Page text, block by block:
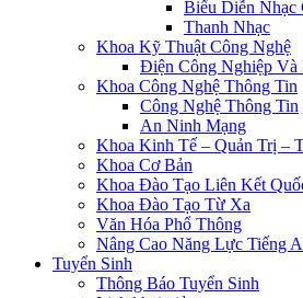
Biểu Diễn Nhạc
Thanh Nhạc
Khoa Kỹ Thuật Công Nghệ
Điện Công Nghiệp Và
Khoa Công Nghệ Thông Tin
Công Nghệ Thông Tin
An Ninh Mạng
Khoa Kinh Tế – Quản Trị –
Khoa Cơ Bản
Khoa Đào Tạo Liên Kết
Khoa Đào Tạo Từ Xa
Văn Hóa Phổ Thông
Nâng Cao Năng Lực Tiếng
Tuyển Sinh
Thông Báo Tuyển Sinh